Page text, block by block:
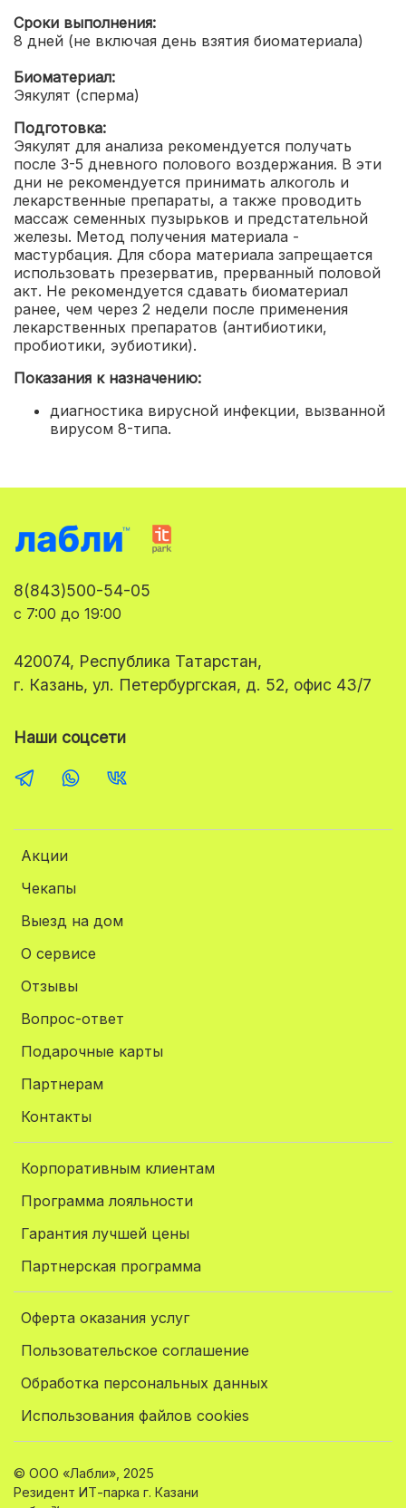
Сроки выполнения:
8 дней (не включая день взятия биоматериала)
Биоматериал:
Эякулят (сперма)
Подготовка:
Эякулят для анализа рекомендуется получать
после 3-5 дневного полового воздержания. В эти
дни не рекомендуется принимать алкоголь и
лекарственные препараты, а также проводить
массаж семенных пузырьков и предстательной
железы. Метод получения материала -
мастурбация. Для сбора материала запрещается
использовать презерватив, прерванный половой
акт. Не рекомендуется сдавать биоматериал
ранее, чем через 2 недели после применения
лекарственных препаратов (антибиотики,
пробиотики, эубиотики).
Показания к назначению:
диагностика вирусной инфекции, вызванной
вирусом 8-типа.
Акции
Чекапы
Выезд на дом
О сервисе
Отзывы
Вопрос-ответ
Подарочные карты
Партнерам
Контакты
Корпоративным клиентам
Программа лояльности
Гарантия лучшей цены
Партнерская программа
Оферта оказания услуг
Пользовательское соглашение
Обработка персональных данных
Использования файлов cookies
8(843)500-54-05
с 7:00 до 19:00
420074, Республика Татарстан,
г. Казань, ул. Петербургская, д. 52, офис 43/7
Наши соцсети
© ООО «Лабли», 2025
Резидент ИТ-парка г. Казани